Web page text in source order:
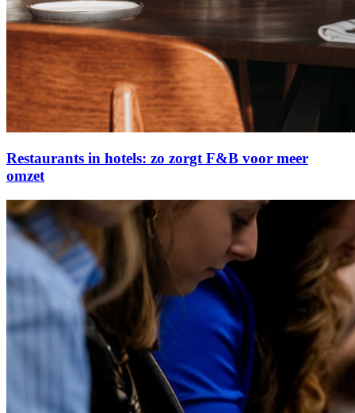
Restaurants in hotels: zo zorgt F&B voor meer
omzet